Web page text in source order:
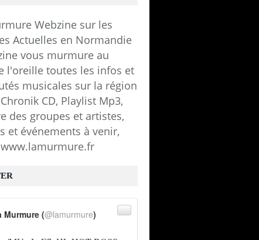
vous murmure au
l'oreille toutes les infos et
musicales sur la région
CD, Playlist Mp3,
des groupes et artistes,
et événements à venir,
Murmure (@lamurmure)